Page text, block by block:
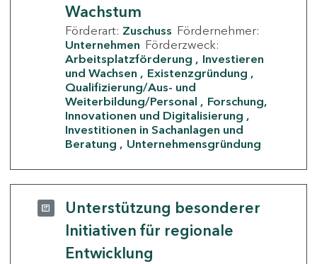
Wachstum
Förderart: Zuschuss Fördernehmer:
Unternehmen Förderzweck:
Arbeitsplatzförderung
Investieren
und Wachsen
Existenzgründung
Qualifizierung/Aus- und
Weiterbildung/Personal
Forschung,
Innovationen und Digitalisierung
Investitionen in Sachanlagen und
Beratung
Unternehmensgründung
Unterstützung besonderer
Initiativen für regionale
Entwicklung